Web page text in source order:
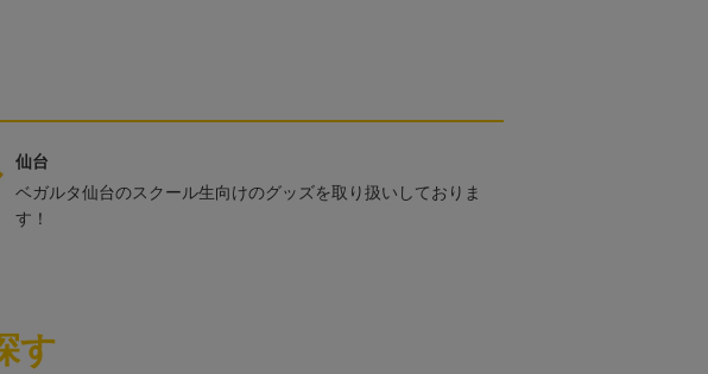
仙台
ベガルタ仙台のスクール生向けのグッズを取り扱いしておりま
す！
す